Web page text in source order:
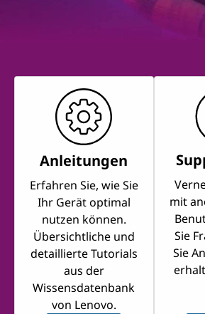
Anleitungen
Erfahren Sie, wie Sie
Ihr Gerät optimal
nutzen können.
Übersichtliche und
detaillierte Tutorials
aus der
Wissensdatenbank
von Lenovo.
mit
Sie
Sie